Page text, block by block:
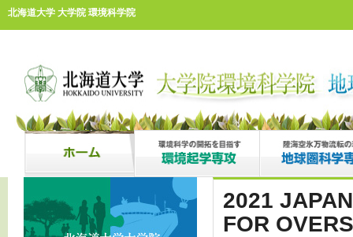
北海道大学 大学院 環境科学院
2021
FOR